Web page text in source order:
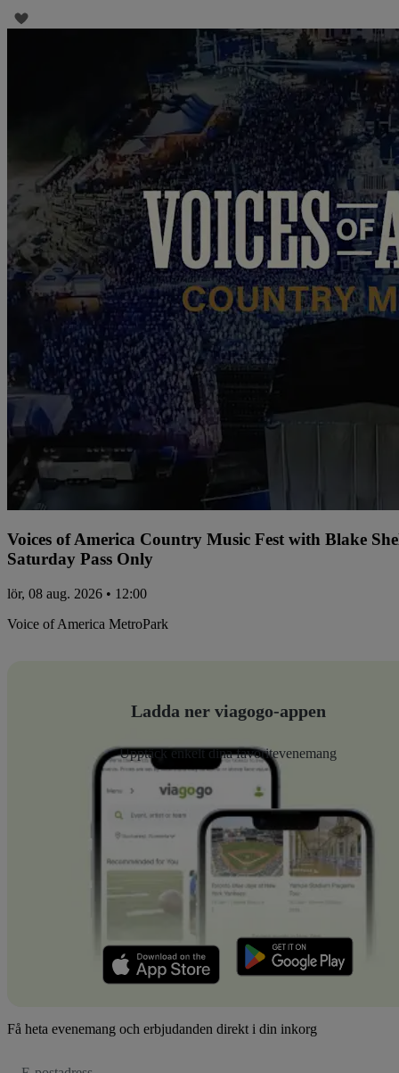
Voices of America Country Music Fest with Blake
Saturday Pass Only
lör, 08 aug. 2026 • 12:00
Voice of America MetroPark
Ladda ner viagogo-appen
Upptäck enkelt dina favoritevenemang
Få heta evenemang och erbjudanden direkt i din inkorg